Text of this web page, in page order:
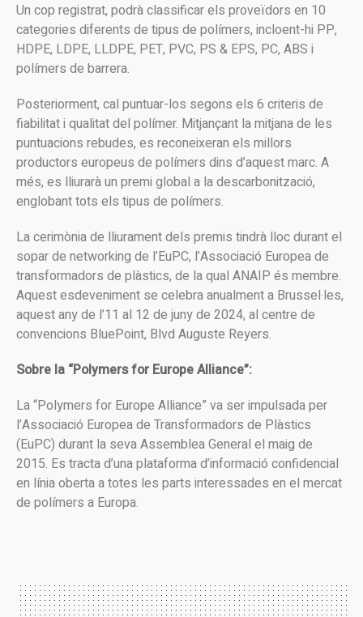
Un cop registrat, podrà classificar els proveïdors en 10
categories diferents de tipus de polímers, incloent-hi PP,
HDPE, LDPE, LLDPE, PET, PVC, PS & EPS, PC, ABS i
polímers de barrera.
Posteriorment, cal puntuar-los segons els 6 criteris de
fiabilitat i qualitat del polímer. Mitjançant la mitjana de les
puntuacions rebudes, es reconeixeran els millors
productors europeus de polímers dins d’aquest marc. A
més, es lliurarà un premi global a la descarbonització,
englobant tots els tipus de polímers.
La cerimònia de lliurament dels premis tindrà lloc durant el
sopar de networking de l’EuPC, l’Associació Europea de
transformadors de plàstics, de la qual ANAIP és membre.
Aquest esdeveniment se celebra anualment a Brussel·les,
aquest any de l’11 al 12 de juny de 2024, al centre de
convencions BluePoint, Blvd Auguste Reyers.
Sobre la “Polymers for Europe Alliance”:
La “Polymers for Europe Alliance” va ser impulsada per
l’Associació Europea de Transformadors de Plàstics
(EuPC) durant la seva Assemblea General el maig de
2015. Es tracta d’una plataforma d’informació confidencial
en línia oberta a totes les parts interessades en el mercat
de polímers a Europa.